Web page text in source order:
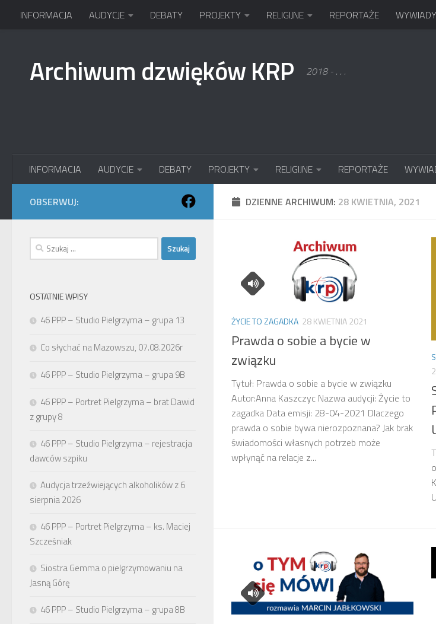
Przejdź do treści
INFORMACJA AUDYCJE DEBATY PROJEKTY RELIGIJNE REPORTAŻE WYWIADY
Archiwum dzwięków KRP 2018 - . . .
INFORMACJA AUDYCJE DEBATY PROJEKTY RELIGIJNE REPORTAŻE
DZIENNE ARCHIWUM: 28 KWIETNIA, 2021
ŻYCIE TO ZAGADKA 28 KWIETNIA 2021
Prawda o sobie a bycie w
związku
Tytuł: Prawda o sobie a bycie w związku
Autor:Anna Kaszczyc Nazwa audycji: Życie to
zagadka Data emisji: 28-04-2021 Dlaczego
prawda o sobie bywa nierozpoznana? Jak brak
świadomości własnych potrzeb może
wpłynąć na relacje z...
OBSERWUJ:
Szukaj:
OSTATNIE WPISY
46 PPP – Studio Pielgrzyma – grupa 13
Co słychać na Mazowszu, 07.08.2026r
46 PPP – Studio Pielgrzyma – grupa 9B
46 PPP – Portret Pielgrzyma – brat Dawid
z grupy 8
46 PPP – Studio Pielgrzyma – rejestracja
dawców szpiku
Audycja trzeźwiejących alkoholików z 6
sierpnia 2026
46 PPP – Portret Pielgrzyma – ks. Maciej
Szcześniak
Siostra Gemma o pielgrzymowaniu na
Jasną Górę
46 PPP – Studio Pielgrzyma – grupa 8B